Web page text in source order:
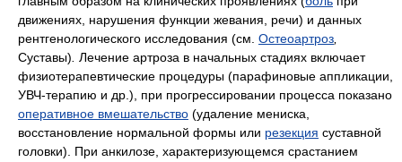
движениях, нарушения функции жевания, речи) и данных
рентгенологического исследования (см. Остеоартроз,
Суставы). Лечение артроза в начальных стадиях включает
физиотерапевтические процедуры (парафиновые аппликации,
УВЧ-терапию и др.), при прогрессировании процесса показано
оперативное вмешательство (удаление мениска,
восстановление нормальной формы или резекция суставной
головки). При анкилозе, характеризующемся срастанием